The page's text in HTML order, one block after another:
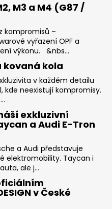
M3 a M4 (G87 /
kompromisů –
vyřazení OPF a
výkonu. &nbs...
kovaná kola
v každém detailu
kde neexistují kompromisy.
exkluzivní
a Audi E-Tron
a Audi představuje
elektromobility. Taycan i
ale j...
v České